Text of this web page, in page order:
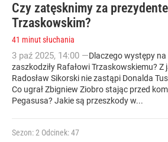
Czy zatęsknimy za
Trzaskowskim?
41 minut słuchania
3 paź 2025, 14:00 —Dlaczego występy
zaszkodziły Rafałowi Trzaskowskiemu? Z
Radosław Sikorski nie zastąpi Donalda
Co ugrał Zbigniew Ziobro stając przed
Pegasusa? Jakie są przeszkody w...
Sezon: 2 Odcinek: 47